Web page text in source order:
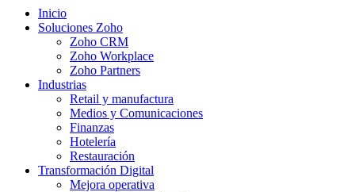
Inicio
Soluciones Zoho
Zoho CRM
Zoho Workplace
Zoho Partners
Industrias
Retail y manufactura
Medios y Comunicaciones
Finanzas
Hotelería
Restauración
Transformación Digital
Mejora operativa